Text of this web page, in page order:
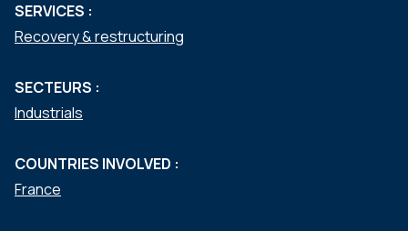
SERVICES :
Recovery & restructuring
SECTEURS :
Industrials
COUNTRIES INVOLVED :
France